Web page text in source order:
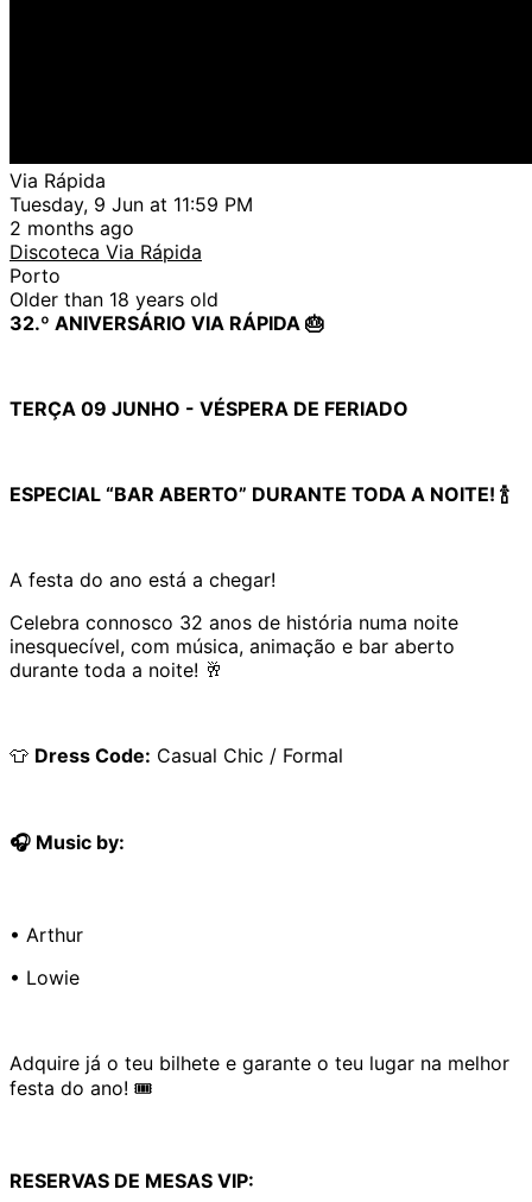
Via Rápida
Tuesday, 9 Jun at 11:59 PM
2 months ago
Discoteca Via Rápida
Porto
Older than 18 years old
32.º ANIVERSÁRIO VIA RÁPIDA 🎂
TERÇA 09 JUNHO - VÉSPERA DE FERIADO
ESPECIAL “BAR ABERTO” DURANTE TODA A NOITE! 🍾
A festa do ano está a chegar!
Celebra connosco 32 anos de história numa noite
inesquecível, com música, animação e bar aberto
durante toda a noite! 🥂
👕 Dress Code: Casual Chic / Formal
🎧 Music by:
• Arthur
• Lowie
Adquire já o teu bilhete e garante o teu lugar na melhor
festa do ano! 🎟️
RESERVAS DE MESAS VIP: